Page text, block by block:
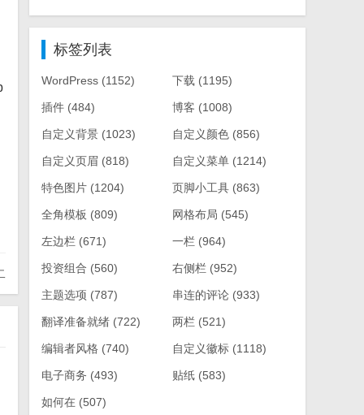
标签列表
WordPress(1152) 下载 (1195)
插件(484) 博客 (1008)
自定义背景(1023) 自定义颜色 (856)
自定义页眉(818) 自定义菜单 (1214)
特色图片(1204) 页脚小工具 (863)
全角模板 (809) 网格布局 (545)
左边栏(671) 一栏 (964)
投资组合 (560) 右侧栏 (952)
主题选项 (787) 串连的评论 (933)
翻译准备就绪(722) 两栏 (521)
编辑者风格 (740) 自定义徽标 (1118)
电子商务 (493) 贴纸 (583)
如何在(507)